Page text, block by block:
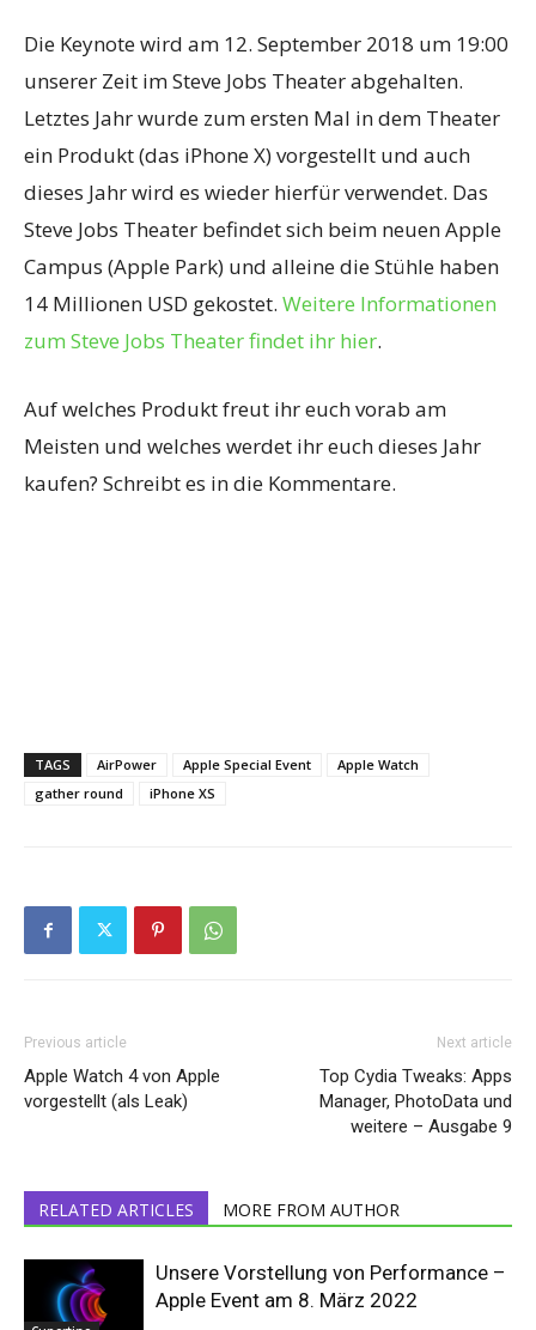
Die Keynote wird am 12. September 2018 um 19:00
unserer Zeit im Steve Jobs Theater abgehalten.
Letztes Jahr wurde zum ersten Mal in dem Theater
ein Produkt (das iPhone X) vorgestellt und auch
dieses Jahr wird es wieder hierfür verwendet. Das
Steve Jobs Theater befindet sich beim neuen Apple
Campus (Apple Park) und alleine die Stühle haben
14 Millionen USD gekostet. Weitere Informationen
zum Steve Jobs Theater findet ihr hier.
Auf welches Produkt freut ihr euch vorab am
Meisten und welches werdet ihr euch dieses Jahr
kaufen? Schreibt es in die Kommentare.
TAGS AirPower Apple Special Event
Apple Watch
gather round
iPhone XS
Previous article
Apple Watch 4 von Apple
vorgestellt (als Leak)
Next article
Top Cydia Tweaks: Apps
Manager, PhotoData und
weitere – Ausgabe 9
RELATED ARTICLES MORE FROM AUTHOR
Unsere Vorstellung von Performance –
Apple Event am 8. März 2022